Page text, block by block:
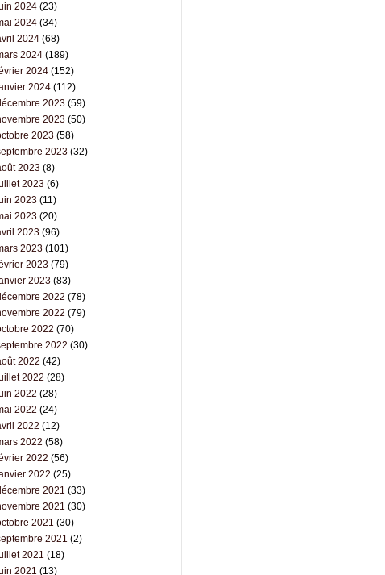
2024(23)
2024(34)
2024(68)
2024(189)
2024(152)
2024(112)
2023(59)
2023(50)
2023(58)
2023(32)
2023(8)
2023(6)
2023(11)
2023(20)
2023(96)
2023(101)
2023(79)
2023(83)
2022 (78)
2022 (79)
2022 (70)
2022 (30)
2022 (42)
2022 (28)
2022 (28)
2022 (24)
2022 (12)
2022 (58)
2022 (56)
2022 (25)
2021 (33)
2021 (30)
2021 (30)
2021 (2)
2021 (18)
2021 (13)